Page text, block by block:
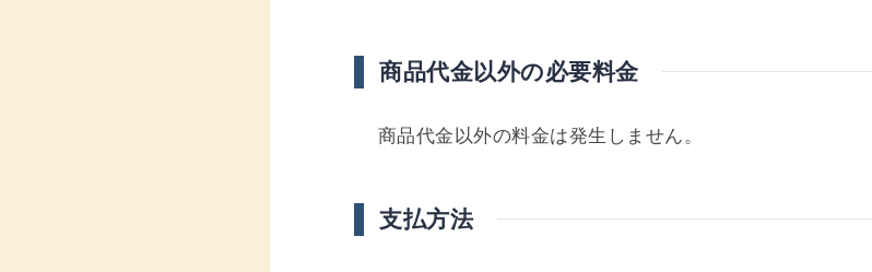
商品代金以外の必要料金
商品代金以外の料金は発生しません。
支払方法